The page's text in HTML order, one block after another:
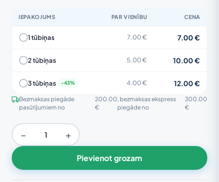
IEPAKOJUMS PAR VIENĪBU CENA
1 tūbiņas 7.00 € 7.00 €
2 tūbiņas 5.00 € 10.00 €
3 tūbiņas 4.00 € 12.00 €
Bezmaksas piegāde
pasūtījumiem no
200.00
€
, bezmaksas ekspress
piegāde no
300.00
€
− +
Pievienot grozam